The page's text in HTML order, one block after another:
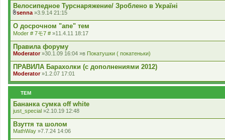
к
л
а
д
е
н
н
я
Велосипедное Турснаряжение/ Зроблено в Українi
к
л
а
д
е
н
н
я
senna »3.9.14 21:15
О досрочном "апе" тем
Moder # 7モ7 # »11.4.11 18:17
Правила форуму
Moderator»30.1.09 16:04 »в Покатушки ( покатеньки)
ПРАВИЛА Барахолки (с дополнениями 2012)
Moderator»1.2.07 17:01
ТЕМ
Бананка сумка off white
just_special »2.10.19 12:48
Взуття та шолом
MathWay »7.7.24 14:06